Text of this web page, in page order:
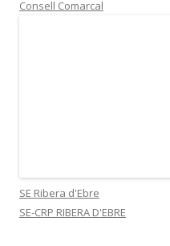
Consell Comarcal
SE Ribera d'Ebre
SE-CRP RIBERA D'EBRE